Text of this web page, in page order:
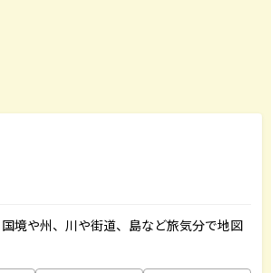
境や州、川や街道、島など旅気分で地図